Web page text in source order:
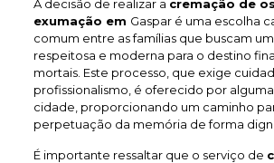
A decisão de realizar a cremação de
exumação em Gaspar é uma escolha
comum entre as famílias que buscam
respeitosa e moderna para o destino
mortais. Este processo, que exige
profissionalismo, é oferecido por
cidade, proporcionando um caminho
perpetuação da memória de forma
É importante ressaltar que o serviço de